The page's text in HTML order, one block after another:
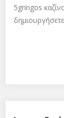
5gringos
δημιουργήσετε